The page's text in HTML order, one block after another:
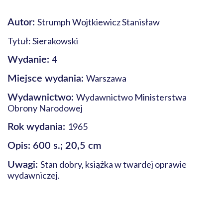
Autor: Strumph Wojtkiewicz Stanisław
Tytuł: Sierakowski
Wydanie: 4
Miejsce wydania: Warszawa
Wydawnictwo: Wydawnictwo Ministerstwa
Obrony Narodowej
Rok wydania: 1965
Opis: 600 s.; 20,5 cm
Uwagi: Stan dobry, książka w twardej oprawie
wydawniczej.